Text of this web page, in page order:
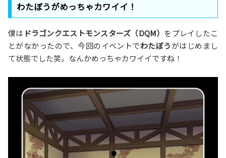
わたぼうがめっちゃカワイイ！
僕は ドラゴンクエストモンスターズ（DQM） をプレイしたこ
とがなかったので、今回のイベントでわたぼうがはじめまし
て状態でした笑。なんかめっちゃカワイイですね！